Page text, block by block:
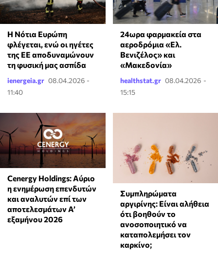
Η Νότια Ευρώπη
φλέγεται, ενώ οι ηγέτες
της ΕΕ αποδυναμώνουν
τη φυσική μας ασπίδα
ienergeia.gr 08.04.2026 -
11:40
24ωρα φαρμακεία στα
αεροδρόμια «Ελ.
Βενιζέλος» και
«Μακεδονία»
healthstat.gr 08.04.2026 -
15:15
Cenergy Holdings: Αύριο
η ενημέρωση επενδυτών
και αναλυτών επί των
αποτελεσμάτων A’
εξαμήνου 2026
⁠Συμπληρώματα
αργιρίνης: Είναι αλήθεια
ότι βοηθούν το
ανοσοποιητικό να
καταπολεμήσει τον
καρκίνο;